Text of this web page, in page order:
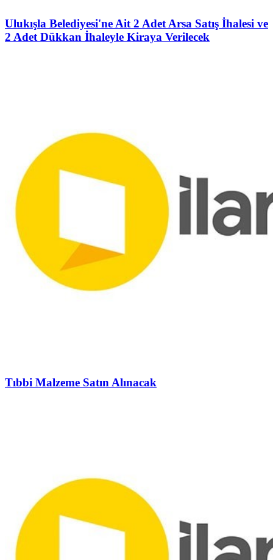
Ulukışla Belediyesi'ne Ait 2 Adet Arsa Satış İhalesi ve
2 Adet Dükkan İhaleyle Kiraya Verilecek
Tıbbi Malzeme Satın Alınacak